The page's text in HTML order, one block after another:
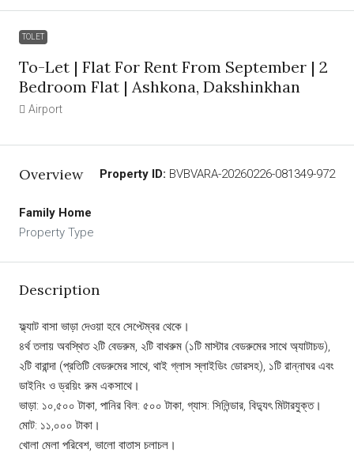
TOLET
To-Let | Flat For Rent From September | 2
Bedroom Flat | Ashkona, Dakshinkhan
Airport
Overview Property ID: BVBVARA-20260226-081349-972
Family Home
Property Type
Description
ফ্ল্যাট বাসা ভাড়া দেওয়া হবে সেপ্টেম্বর থেকে।
৪র্থ তলায় অবস্থিত ২টি বেডরুম, ২টি বাথরুম (১টি মাস্টার বেডরুমের সাথে অ্যাটাচড),
২টি বারান্দা (প্রতিটি বেডরুমের সাথে, থাই গ্লাস স্লাইডিং ডোরসহ), ১টি রান্নাঘর এবং
ডাইনিং ও ড্রয়িং রুম একসাথে।
ভাড়া: ১০,৫০০ টাকা, পানির বিল: ৫০০ টাকা, গ্যাস: সিলিন্ডার, বিদ্যুৎ মিটারযুক্ত।
মোট: ১১,০০০ টাকা।
খোলা মেলা পরিবেশ, ভালো বাতাস চলাচল।